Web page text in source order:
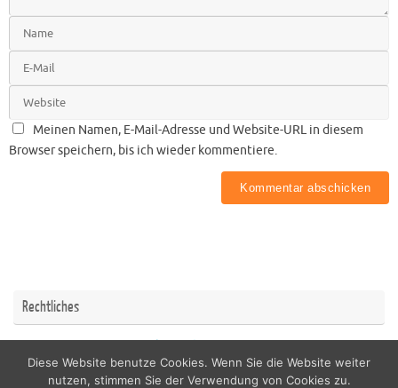
Meinen Namen, E-Mail-Adresse und Website-URL in diesem
Browser speichern, bis ich wieder kommentiere.
Rechtliches
Impressum Datenschutzerklärung
Diese Website benutze Cookies. Wenn Sie die Website weiter
nutzen, stimmen Sie der Verwendung von Cookies zu.